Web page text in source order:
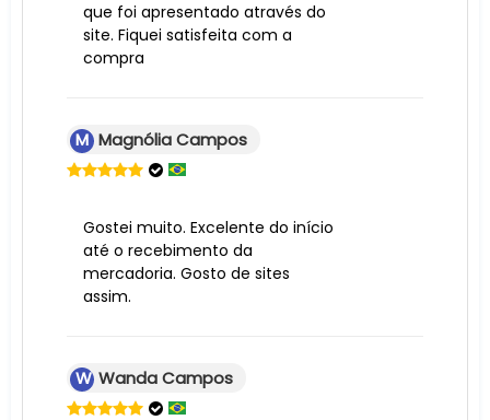
que foi apresentado através do
site. Fiquei satisfeita com a
compra
M Magnólia Campos
Gostei muito. Excelente do início
até o recebimento da
mercadoria. Gosto de sites
assim.
W Wanda Campos